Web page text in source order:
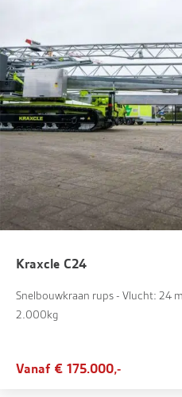
Kraxcle C24
Snelbouwkraan rups - Vlucht: 24
2.000kg
Vanaf € 175.000,-